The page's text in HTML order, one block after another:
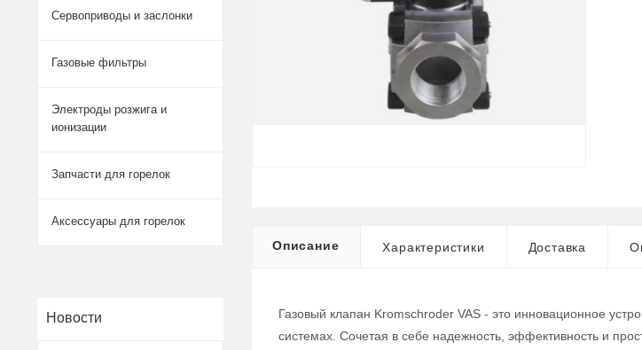
Описание Характеристики Доставка
Газовый клапан Kromschroder VAS - это инновационное
системах. Сочетая в себе надежность, эффективность и
Сервоприводы и заслонки
Газовые фильтры
Электроды розжига и
ионизации
Запчасти для горелок
Аксессуары для горелок
Новости